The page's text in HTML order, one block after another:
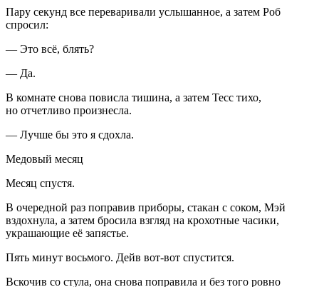
Пару секунд все переваривали услышанное, а затем Роб
спросил:
— Это всё, блять?
— Да.
В комнате снова повисла тишина, а затем Тесс тихо,
но отчетливо произнесла.
— Лучше бы это я сдохла.
Медовый месяц
Месяц спустя.
В очередной раз поправив приборы, стакан с соком, Мэй
вздохнула, а затем бросила взгляд на крохотные часики,
украшающие её запястье.
Пять минут восьмого. Дейв вот-вот спустится.
Вскочив со стула, она снова поправила и без того ровно